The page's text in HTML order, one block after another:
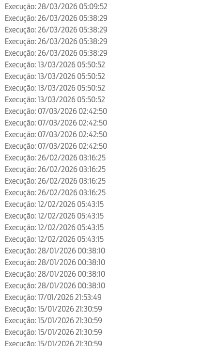
Execução: 28/03/2026 05:09:52
Execução: 26/03/2026 05:38:29
Execução: 26/03/2026 05:38:29
Execução: 26/03/2026 05:38:29
Execução: 26/03/2026 05:38:29
Execução: 13/03/2026 05:50:52
Execução: 13/03/2026 05:50:52
Execução: 13/03/2026 05:50:52
Execução: 13/03/2026 05:50:52
Execução: 07/03/2026 02:42:50
Execução: 07/03/2026 02:42:50
Execução: 07/03/2026 02:42:50
Execução: 07/03/2026 02:42:50
Execução: 26/02/2026 03:16:25
Execução: 26/02/2026 03:16:25
Execução: 26/02/2026 03:16:25
Execução: 26/02/2026 03:16:25
Execução: 12/02/2026 05:43:15
Execução: 12/02/2026 05:43:15
Execução: 12/02/2026 05:43:15
Execução: 12/02/2026 05:43:15
Execução: 28/01/2026 00:38:10
Execução: 28/01/2026 00:38:10
Execução: 28/01/2026 00:38:10
Execução: 28/01/2026 00:38:10
Execução: 17/01/2026 21:53:49
Execução: 15/01/2026 21:30:59
Execução: 15/01/2026 21:30:59
Execução: 15/01/2026 21:30:59
Execução: 15/01/2026 21:30:59